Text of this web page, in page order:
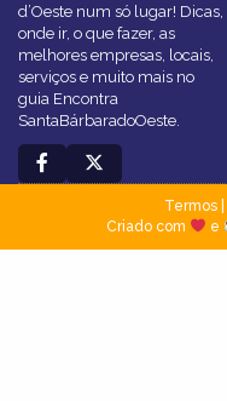
d’Oeste num só lugar! Dicas,
onde ir, o que fazer, as
melhores empresas, locais,
serviços e muito mais no
guia Encontra
SantaBárbaradoOeste.
Termos|
Criado com
e